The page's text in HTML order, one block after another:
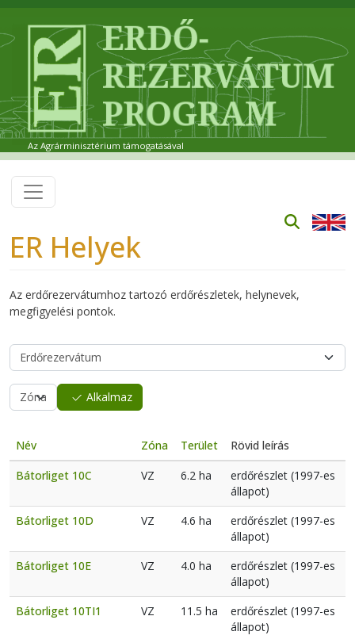
Az Agrárminisztérium támogatásával
ER Helyek
Az erdőrezervátumhoz tartozó erdőrészletek, helynevek,
megfigyelési pontok.
Alkalmaz
Név Zóna Terület
Rövid leírás
Bátorliget 10C
VZ 6.2 ha
erdőrészlet (1997-es
állapot)
Bátorliget 10D
VZ 4.6 ha
erdőrészlet (1997-es
állapot)
Bátorliget 10E
VZ 4.0 ha
erdőrészlet (1997-es
állapot)
Bátorliget 10TI1
VZ 11.5 ha
erdőrészlet (1997-es
állapot)